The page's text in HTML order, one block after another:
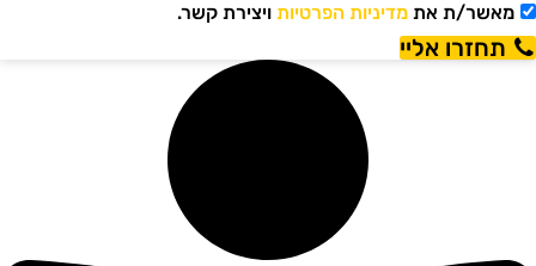
מאשר/ת אתמדיניות הפרטיותויצירת קשר.
תחזרו אליי